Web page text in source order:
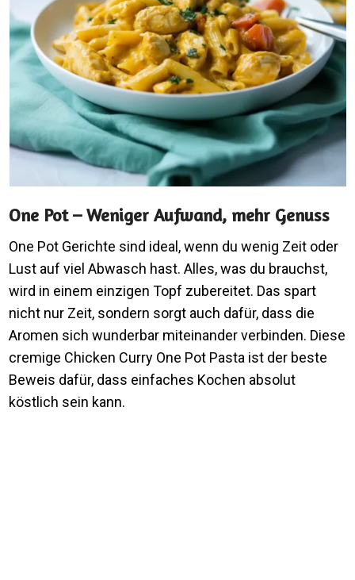
One Pot – Weniger Aufwand, mehr Genuss
One Pot Gerichte sind ideal, wenn du wenig Zeit oder
Lust auf viel Abwasch hast. Alles, was du brauchst,
wird in einem einzigen Topf zubereitet. Das spart
nicht nur Zeit, sondern sorgt auch dafür, dass die
Aromen sich wunderbar miteinander verbinden. Diese
cremige Chicken Curry One Pot Pasta ist der beste
Beweis dafür, dass einfaches Kochen absolut
köstlich sein kann.